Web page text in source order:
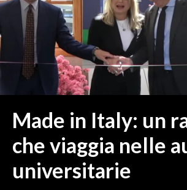
ORISTANO E PROVINCIA
SASSARI E PROVINCIA
GALLURA
NUORO E PROVINCIA
ITALIA
MONDO
Made in Italy: un
che viaggia nelle
universitarie